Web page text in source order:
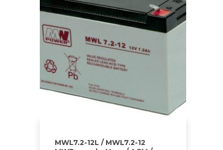
MWL7.2-12L / MWL7.2-12